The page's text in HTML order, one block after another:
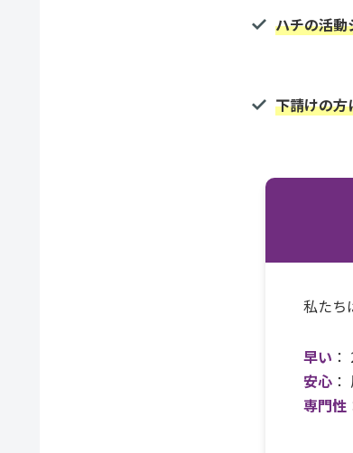
ハチの活動
下請けの方
私たち
早い
安心
専門性